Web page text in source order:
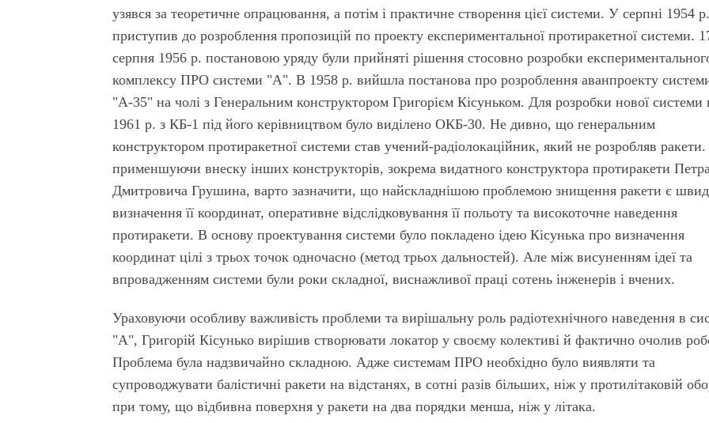
узявся за теоретичне опрацювання, а потім і практичне створення цієї системи. У серпні 1954
приступив до розроблення пропозицій по проекту експериментальної протиракетної системи.
серпня 1956 р. постановою уряду були прийняті рішення стосовно розробки
комплексу ПРО системи "А". В 1958 р. вийшла постанова про розроблення аванпроекту
"А-35" на чолі з Генеральним конструктором Григорієм Кісуньком. Для розробки нової системи
1961 р. з КБ-1 під його керівництвом було виділено ОКБ-30. Не дивно, що генеральним
конструктором протиракетної системи став учений-радіолокаційник, який не розробляв
применшуючи внеску інших конструкторів, зокрема видатного конструктора протиракети Петра
Дмитровича Грушина, варто зазначити, що найскладнішою проблемою знищення ракети є
визначення її координат, оперативне відслідковування її польоту та високоточне наведення
протиракети. В основу проектування системи було покладено ідею Кісунька про визначення
координат цілі з трьох точок одночасно (метод трьох дальностей). Але між висуненням ідеї та
впровадженням системи були роки складної, виснажливої праці сотень інженерів і вчених.
Ураховуючи особливу важливість проблеми та вирішальну роль радіотехнічного наведення в
"А", Григорій Кісунько вирішив створювати локатор у своєму колективі й фактично очолив
Проблема була надзвичайно складною. Адже системам ПРО необхідно було виявляти та
супроводжувати балістичні ракети на відстанях, в сотні разів більших, ніж у протилітаковій
при тому, що відбивна поверхня у ракети на два порядки менша, ніж у літака.